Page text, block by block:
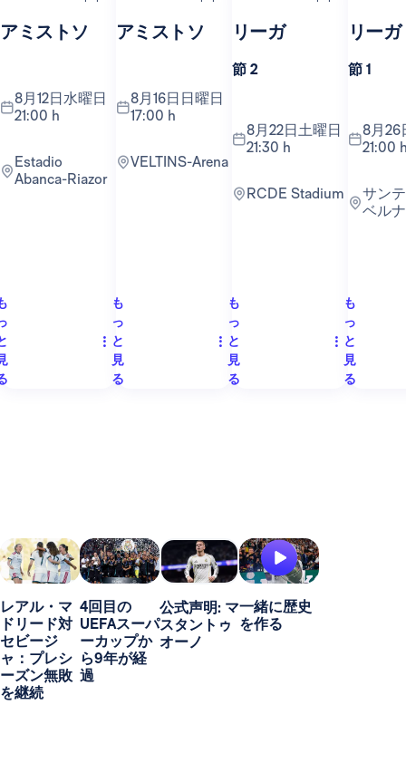
アミストソ
8月12日水曜日
21:00 h
Estadio
Abanca-Riazor
アミストソ
8月16日日曜日
17:00 h
VELTINS-Arena
も
っ
と
見
る
リーガ
節 2
8月22日土曜日
21:30 h
RCDE Stadium
も
っ
と
見
る
リーガ
節 1
8月26日水曜日
21:00
サンティアゴ・
ベル
も
っ
と
見
る
レアル・マ
ドリード対
セビージ
ャ：プレシ
ーズン無敗
を継続
4回目の
UEFAスーパ
ーカップか
ら9年が経
過
公式声明: マ
スタントゥ
オーノ
一緒に歴史
を作る